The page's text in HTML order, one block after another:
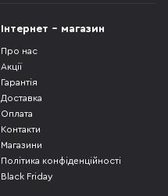
Інтернет - магазин
Про нас
Акції
Гарантія
Доставка
Оплата
Контакти
Магазини
Політика конфіденційності
Black Friday